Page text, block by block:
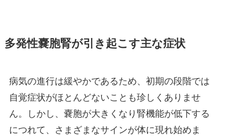
多発性嚢胞腎が引き起こす主な症状
病気の進行は緩やかであるため、初期の段階では
自覚症状がほとんどないことも珍しくありませ
ん。しかし、嚢胞が大きくなり腎機能が低下する
につれて、さまざまなサインが体に現れ始めま